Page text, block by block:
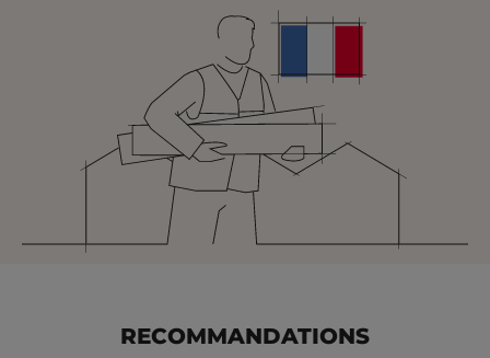
RECOMMANDATIONS